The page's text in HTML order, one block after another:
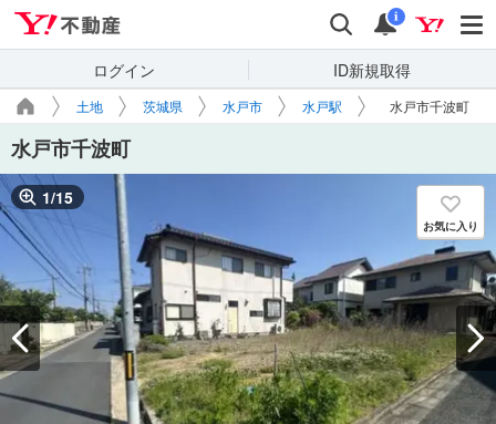
検索 通知
i
ログイン ID新規取得
土地 茨城県 水戸市 水戸駅 水戸市千波町
水戸市千波町
1/15
お気に入り